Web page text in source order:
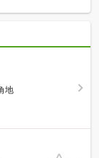
地